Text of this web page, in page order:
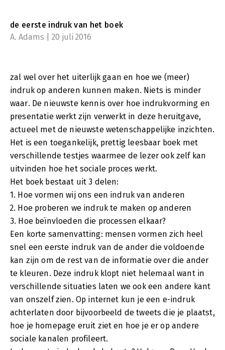
de eerste indruk van het boek
A. Adams | 20 juli 2016
zal wel over het uiterlijk gaan en hoe we (meer)
indruk op anderen kunnen maken. Niets is minder
waar. De nieuwste kennis over hoe indrukvorming en
presentatie werkt zijn verwerkt in deze heruitgave,
actueel met de nieuwste wetenschappelijke inzichten.
Het is een toegankelijk, prettig leesbaar boek met
verschillende testjes waarmee de lezer ook zelf kan
uitvinden hoe het sociale proces werkt.
Het boek bestaat uit 3 delen:
1. Hoe vormen wij ons een indruk van anderen
2. Hoe proberen we indruk te maken op anderen
3. Hoe beïnvloeden die processen elkaar?
Een korte samenvatting: mensen vormen zich heel
snel een eerste indruk van de ander die voldoende
kan zijn om de rest van de informatie over die ander
te kleuren. Deze indruk klopt niet helemaal want in
verschillende situaties laten we ook een andere kant
van onszelf zien. Op internet kun je een e-indruk
achterlaten door bijvoorbeeld de tweets die je plaatst,
hoe je homepage eruit ziet en hoe je er op andere
sociale kanalen profileert.